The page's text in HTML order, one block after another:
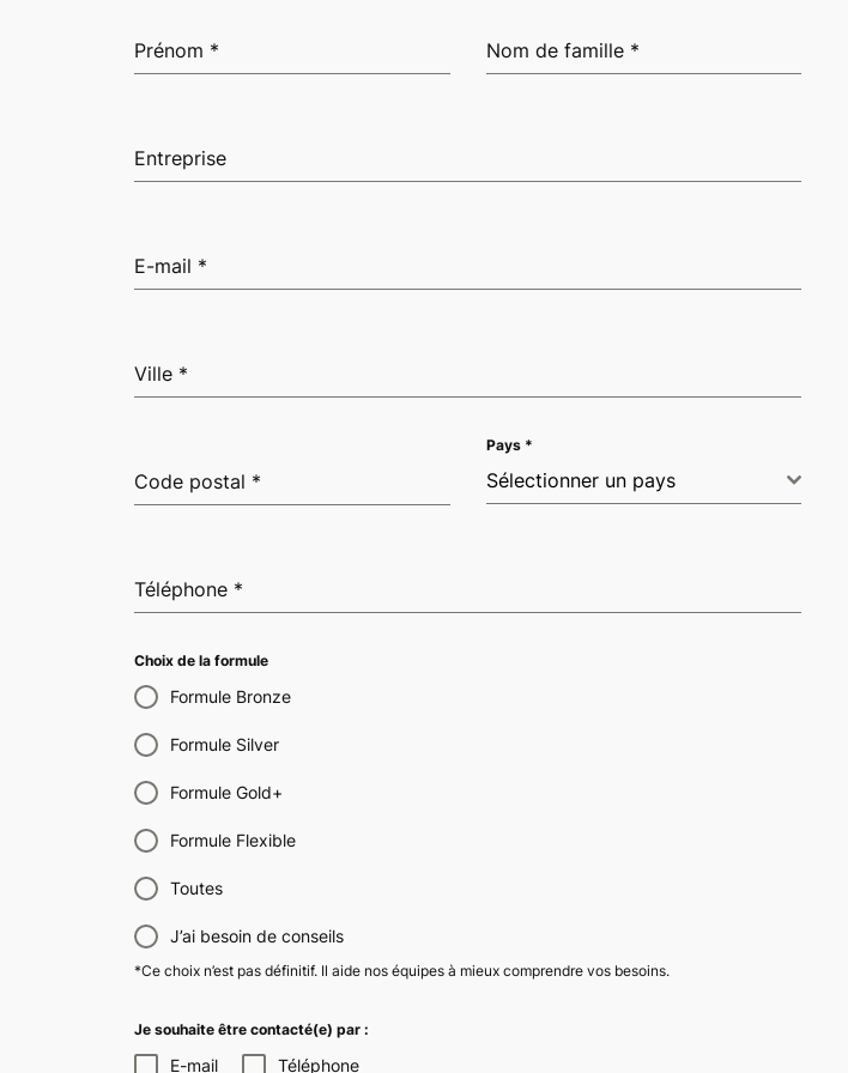
Prénom * Nom de famille *
Entreprise
E-mail *
Ville *
Code postal *
Pays *
Sélectionner un pays
Téléphone *
Choix de la formule
Formule Bronze
Formule Silver
Formule Gold+
Formule Flexible
Toutes
J’ai besoin de conseils
*Ce choix n’est pas définitif. Il aide nos équipes à mieux comprendre vos besoins.
Je souhaite être contacté(e) par :
E-mail Téléphone